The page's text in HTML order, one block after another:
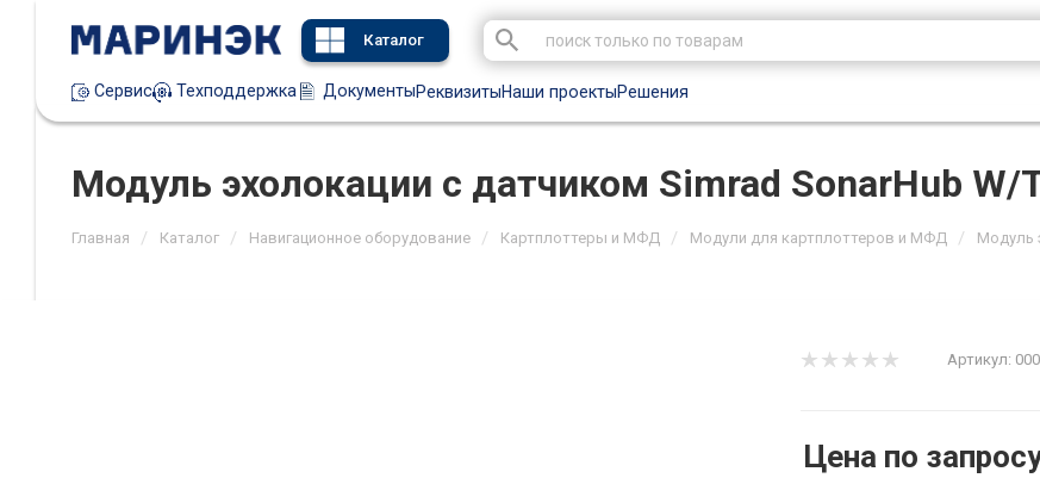
Каталог
Сервис Техподдержка ДокументыРеквизитыНаши проектыРешения
Модуль эхолокации с датчиком Simrad SonarHub W/
Главная / Каталог / Навигационное оборудование / Картплоттеры и МФД / Модули для картплоттеров и МФД / Модуль
Артикул:
Цена по